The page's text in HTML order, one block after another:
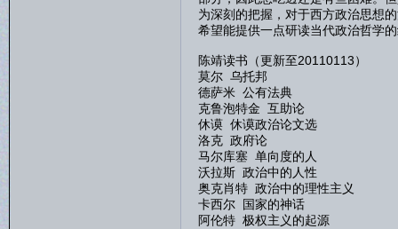
为深刻的把握，对于西方政治思想
希望能提供一点研读当代政治哲学
陈靖读书（更新至20110113）
莫尔 乌托邦
德萨米 公有法典
克鲁泡特金 互助论
休谟 休谟政治论文选
洛克 政府论
马尔库塞 单向度的人
沃拉斯 政治中的人性
奥克肖特 政治中的理性主义
卡西尔 国家的神话
阿伦特 极权主义的起源